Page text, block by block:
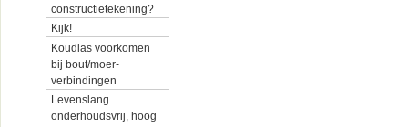
constructietekening?
Kijk!
Koudlas voorkomen
bij bout/moer-
verbindingen
Levenslang
onderhoudsvrij, hoog